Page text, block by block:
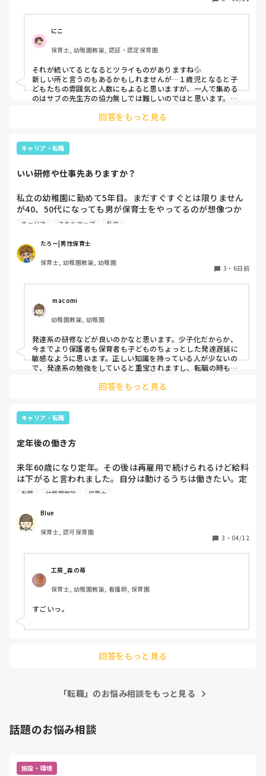
丈夫だよと言ってもらいました。が、正直いつも上手くまと
められないなぁという現場ではもう1人の担任とやる時が多
いので内心本当かなぁと安心につながる結果にはならず…
長年保育士をしていて何回か一歳児は担任をしたことあるの
ですが、お集まりや活動のリーダーポジションに苦戦したこ
とがほぼなく、どうしたものかと悩んでいます。
具体的な例で言うと、
・朝おやつ前に絵本で集まろうとしたが、もう1人が子供を
近に子どもが集まってわたしがポツン…。
ど…
などなどです。
きるのですが、惹きつける力がないのか、関係値の問題か…
アドバイスや経験談、なんでもいいのでお言葉ください。
ちなみに、他2人のリーダーの時はよく集まっているので子
どもたちの絵本を見る力などはあります。
にこ
保育士, 幼稚園教諭, 認証・認定保育園
それが続いてるとなるとツライものがありますね💦
新しい所と言うのもあるかもしれませんが…１歳児となると子
どもたちの雰囲気と人数にもよると思いますが、一人で集める
のはサブの先生方の協力無しでは難しいのではと思います。
行ったり…手遊びは興味無い子どもができるようにやる前に何
ぬいさんがリーダーの方へ誘導してるのでうまくいってるので
はないでしょうか?
いか？と思ったりするのですが…そのへんはどうなのでしょう
回答をもっと見る
キャリア・転職
いい研修や仕事先ありますか？
私立の幼稚園に勤めて5年目。まだすぐすぐとは限りません
が40、50代になっても男が保育士をやってるのが想像つか
なくて…いいキャリアアップ研修や仕事何かあったりします
歳をとっても子供と関わる仕事に就きたいです。
キャリア スキルアップ 私立
たろー|男性保育士
保育士, 幼稚園教諭, 幼稚園
3 ・ 6日前
macomi
幼稚園教諭, 幼稚園
発達系の研修などが良いのかなと思います。少子化だからか、
今までより保護者も保育者も子どものちょっとした発達遅延に
敏感なように思います。正しい知識を持っている人が少ないの
で、発達系の勉強をしていると重宝されますし、転職の時も役
回答をもっと見る
キャリア・転職
定年後の働き方
来年60歳になり定年。その後は再雇用で続けられるけど給料
は下がると言われました。自分は動けるうちは働きたい。定
年が65歳ぐらいの園に転職？転職先があるのか？今さら転職
でも今の園で続けたところで正規ではなくなり、でも正規並
の仕事をするのは…と思ってしまいます。定年を迎えたけど
まだ働いている方いらっしゃいますか？転職されましたか？
転職 幼稚園教諭 保育士
Blue
保育士, 認可保育園
3 ・ 04/12
工房_森の苺
保育士, 幼稚園教諭, 看護師, 保育園
すごいっ。
回答をもっと見る
「転職」のお悩み相談をもっと見る
話題のお悩み相談
施設・環境